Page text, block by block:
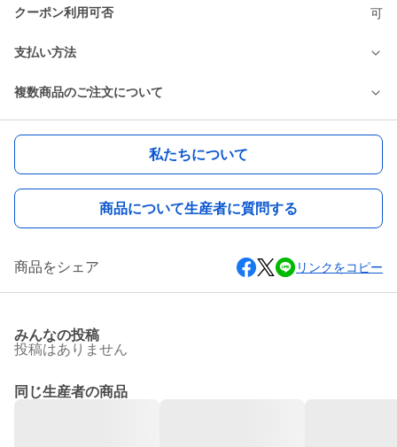
クーポン利用可否 可
支払い方法
複数商品のご注文について
私たちについて
商品について生産者に質問する
商品をシェア リンクをコピー
みんなの投稿
投稿はありません
同じ生産者の商品